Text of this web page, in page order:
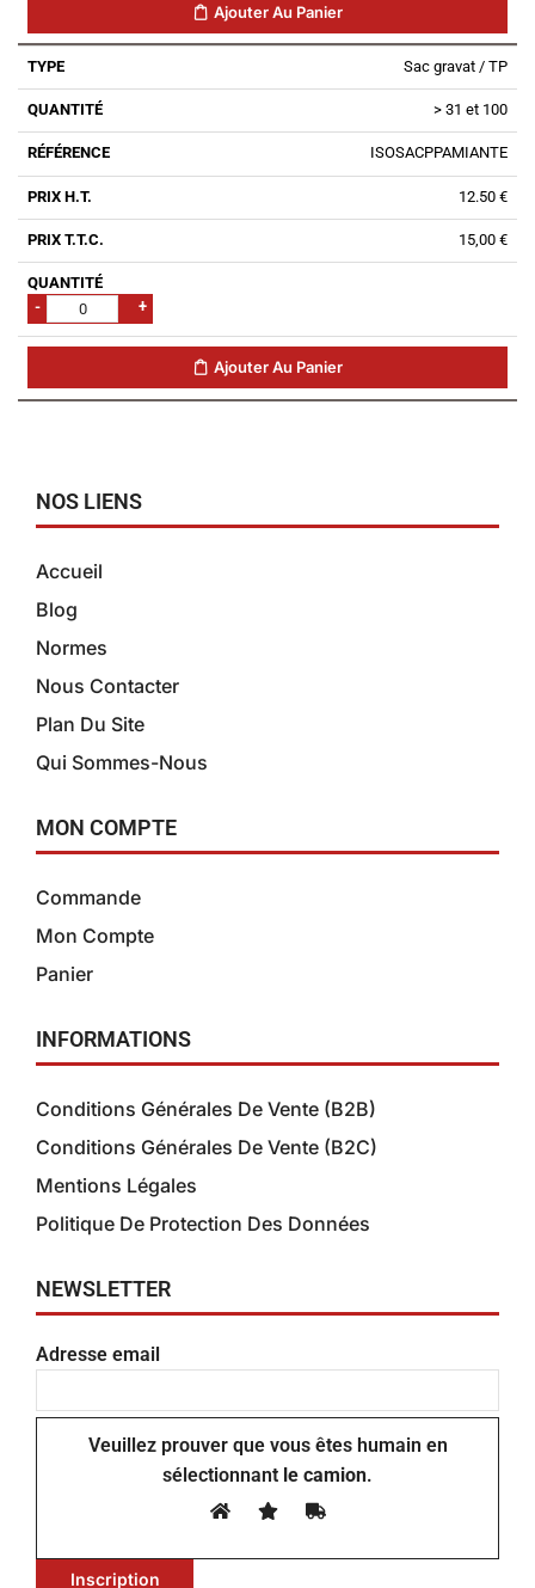
Ajouter Au Panier
Sac gravat / TP
> 31 et 100
ISOSACPPAMIANTE
12.50 €
15,00 €
- +
Ajouter Au Panier
NOS LIENS
Accueil
Blog
Normes
Nous Contacter
Plan Du Site
Qui Sommes-Nous
MON COMPTE
Commande
Mon Compte
Panier
INFORMATIONS
Conditions Générales De Vente (B2B)
Conditions Générales De Vente (B2C)
Mentions Légales
Politique De Protection Des Données
NEWSLETTER
Adresse email
Veuillez prouver que vous êtes humain en
sélectionnant le camion.